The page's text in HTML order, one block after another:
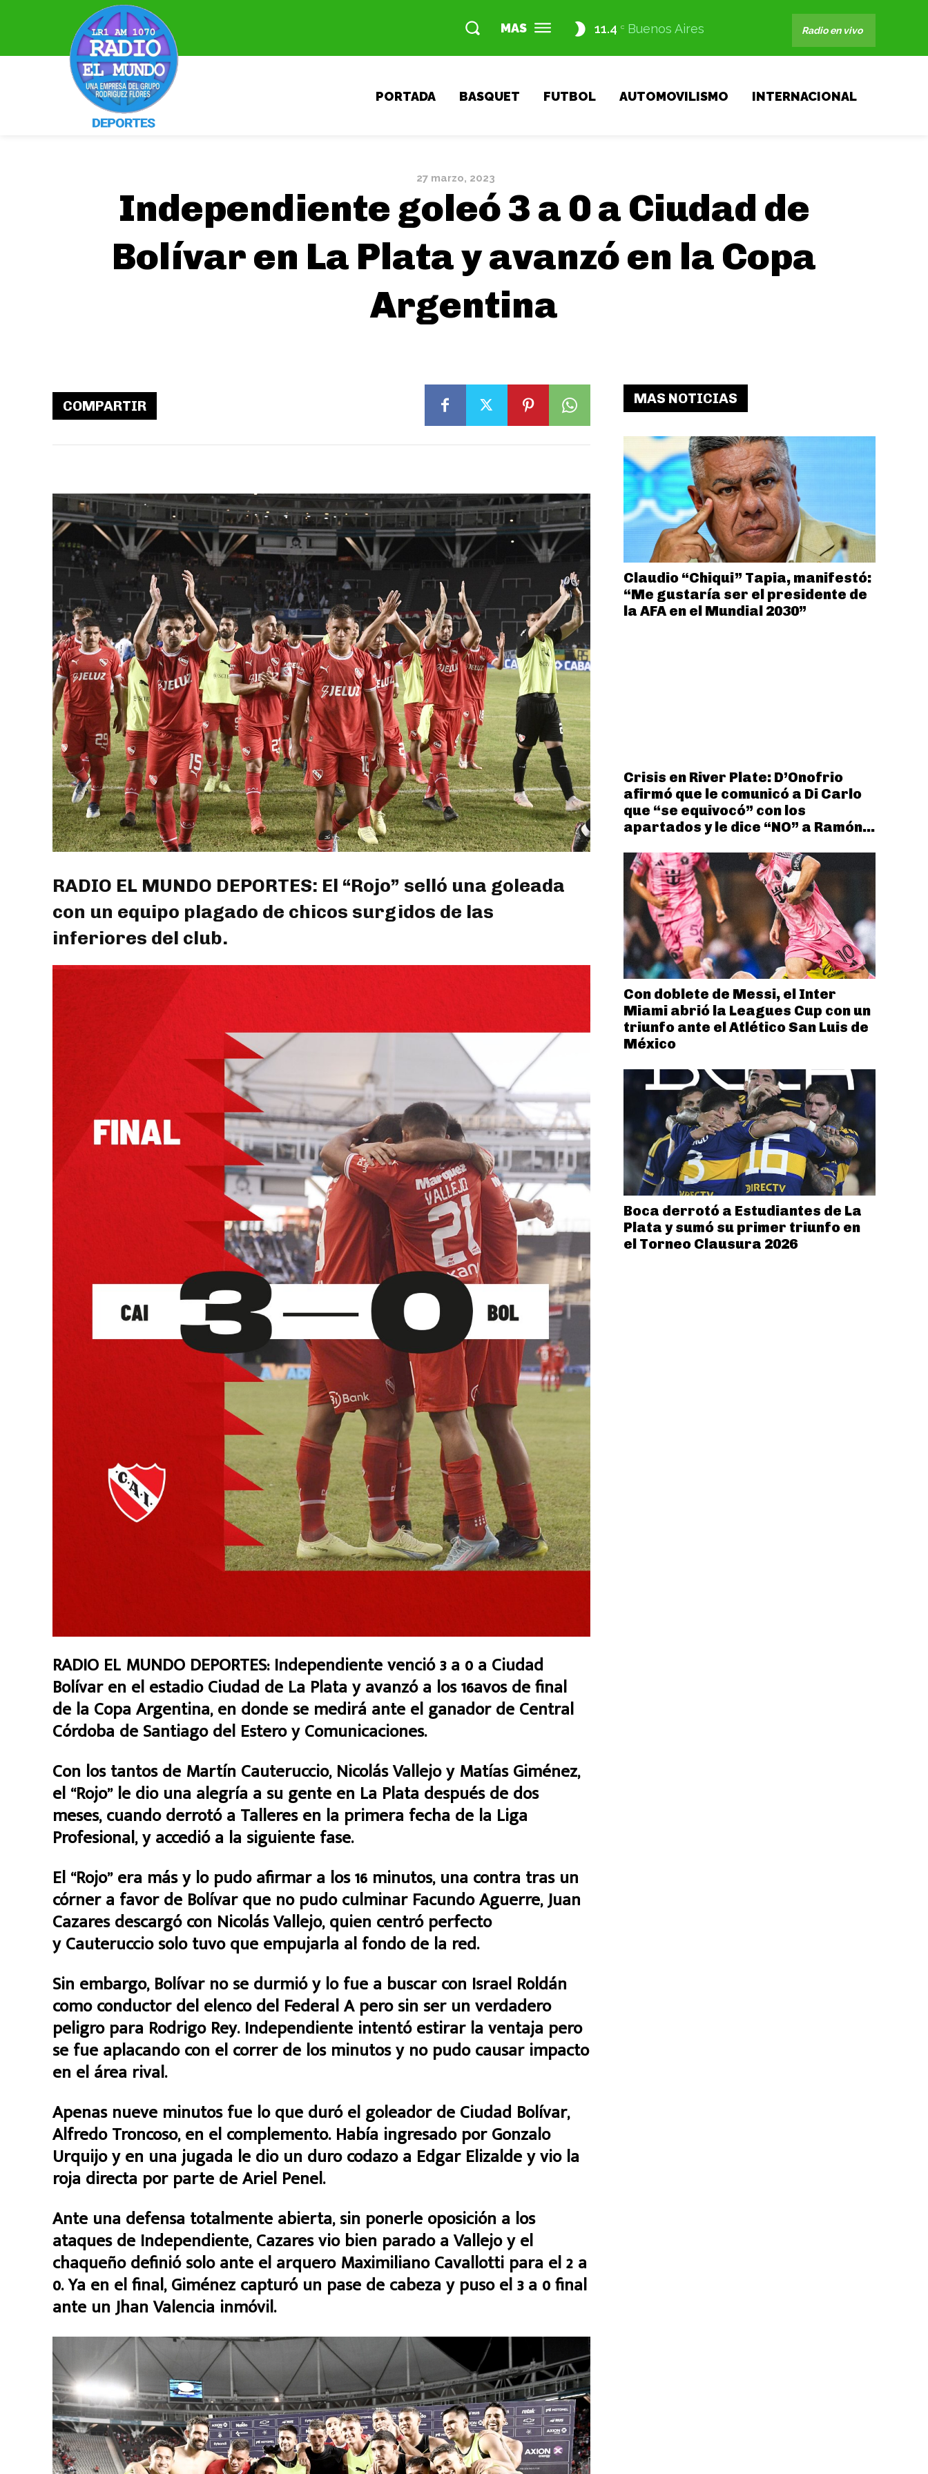
MAS 11.4 C Buenos Aires Radio en vivo
PORTADA BASQUET FUTBOL AUTOMOVILISMO INTERNACIONAL
27 marzo, 2023
Independiente goleó 3 a 0 a Ciudad de
Bolívar en La Plata y avanzó en la Copa
Argentina
COMPARTIR
RADIO EL MUNDO DEPORTES: El “Rojo” selló una goleada
con un equipo plagado de chicos surgidos de las
inferiores del club.
RADIO EL MUNDO DEPORTES: Independiente venció 3 a 0 a Ciudad
Bolívar en el estadio Ciudad de La Plata y avanzó a los 16avos de final
de la Copa Argentina, en donde se medirá ante el ganador de Central
Córdoba de Santiago del Estero y Comunicaciones.
Con los tantos de Martín Cauteruccio, Nicolás Vallejo y Matías Giménez,
el “Rojo” le dio una alegría a su gente en La Plata después de dos
meses, cuando derrotó a Talleres en la primera fecha de la Liga
Profesional, y accedió a la siguiente fase.
El “Rojo” era más y lo pudo afirmar a los 16 minutos, una contra tras un
córner a favor de Bolívar que no pudo culminar Facundo Aguerre, Juan
Cazares descargó con Nicolás Vallejo, quien centró perfecto
y Cauteruccio solo tuvo que empujarla al fondo de la red.
Sin embargo, Bolívar no se durmió y lo fue a buscar con Israel Roldán
como conductor del elenco del Federal A pero sin ser un verdadero
peligro para Rodrigo Rey. Independiente intentó estirar la ventaja pero
se fue aplacando con el correr de los minutos y no pudo causar impacto
en el área rival.
Apenas nueve minutos fue lo que duró el goleador de Ciudad Bolívar,
Alfredo Troncoso, en el complemento. Había ingresado por Gonzalo
Urquijo y en una jugada le dio un duro codazo a Edgar Elizalde y vio la
roja directa por parte de Ariel Penel.
Ante una defensa totalmente abierta, sin ponerle oposición a los
ataques de Independiente, Cazares vio bien parado a Vallejo y el
chaqueño definió solo ante el arquero Maximiliano Cavallotti para el 2 a
0. Ya en el final, Giménez capturó un pase de cabeza y puso el 3 a 0 final
ante un Jhan Valencia inmóvil.
MAS NOTICIAS
Claudio “Chiqui” Tapia, manifestó:
“Me gustaría ser el presidente de
la AFA en el Mundial 2030”
Crisis en River Plate: D’Onofrio
afirmó que le comunicó a Di Carlo
que “se equivocó” con los
apartados y le dice “NO” a Ramón...
Con doblete de Messi, el Inter
Miami abrió la Leagues Cup con un
triunfo ante el Atlético San Luis de
México
Boca derrotó a Estudiantes de La
Plata y sumó su primer triunfo en
el Torneo Clausura 2026